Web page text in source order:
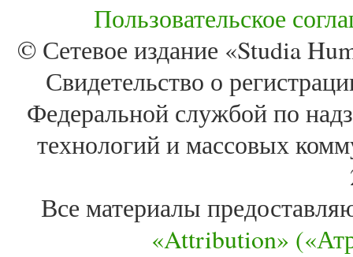
Пользовательское
© Сетевое издание «Studia
Свидетельство о
Федеральной службой по
технологий и массовых
Все материалы
«Attribution»